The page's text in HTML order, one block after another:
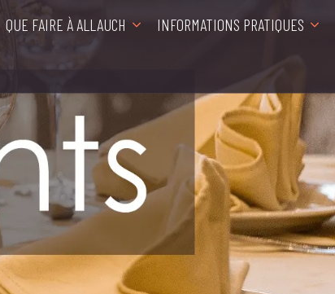
QUE FAIRE À ALLAUCH INFORMATIONS PRATIQUES